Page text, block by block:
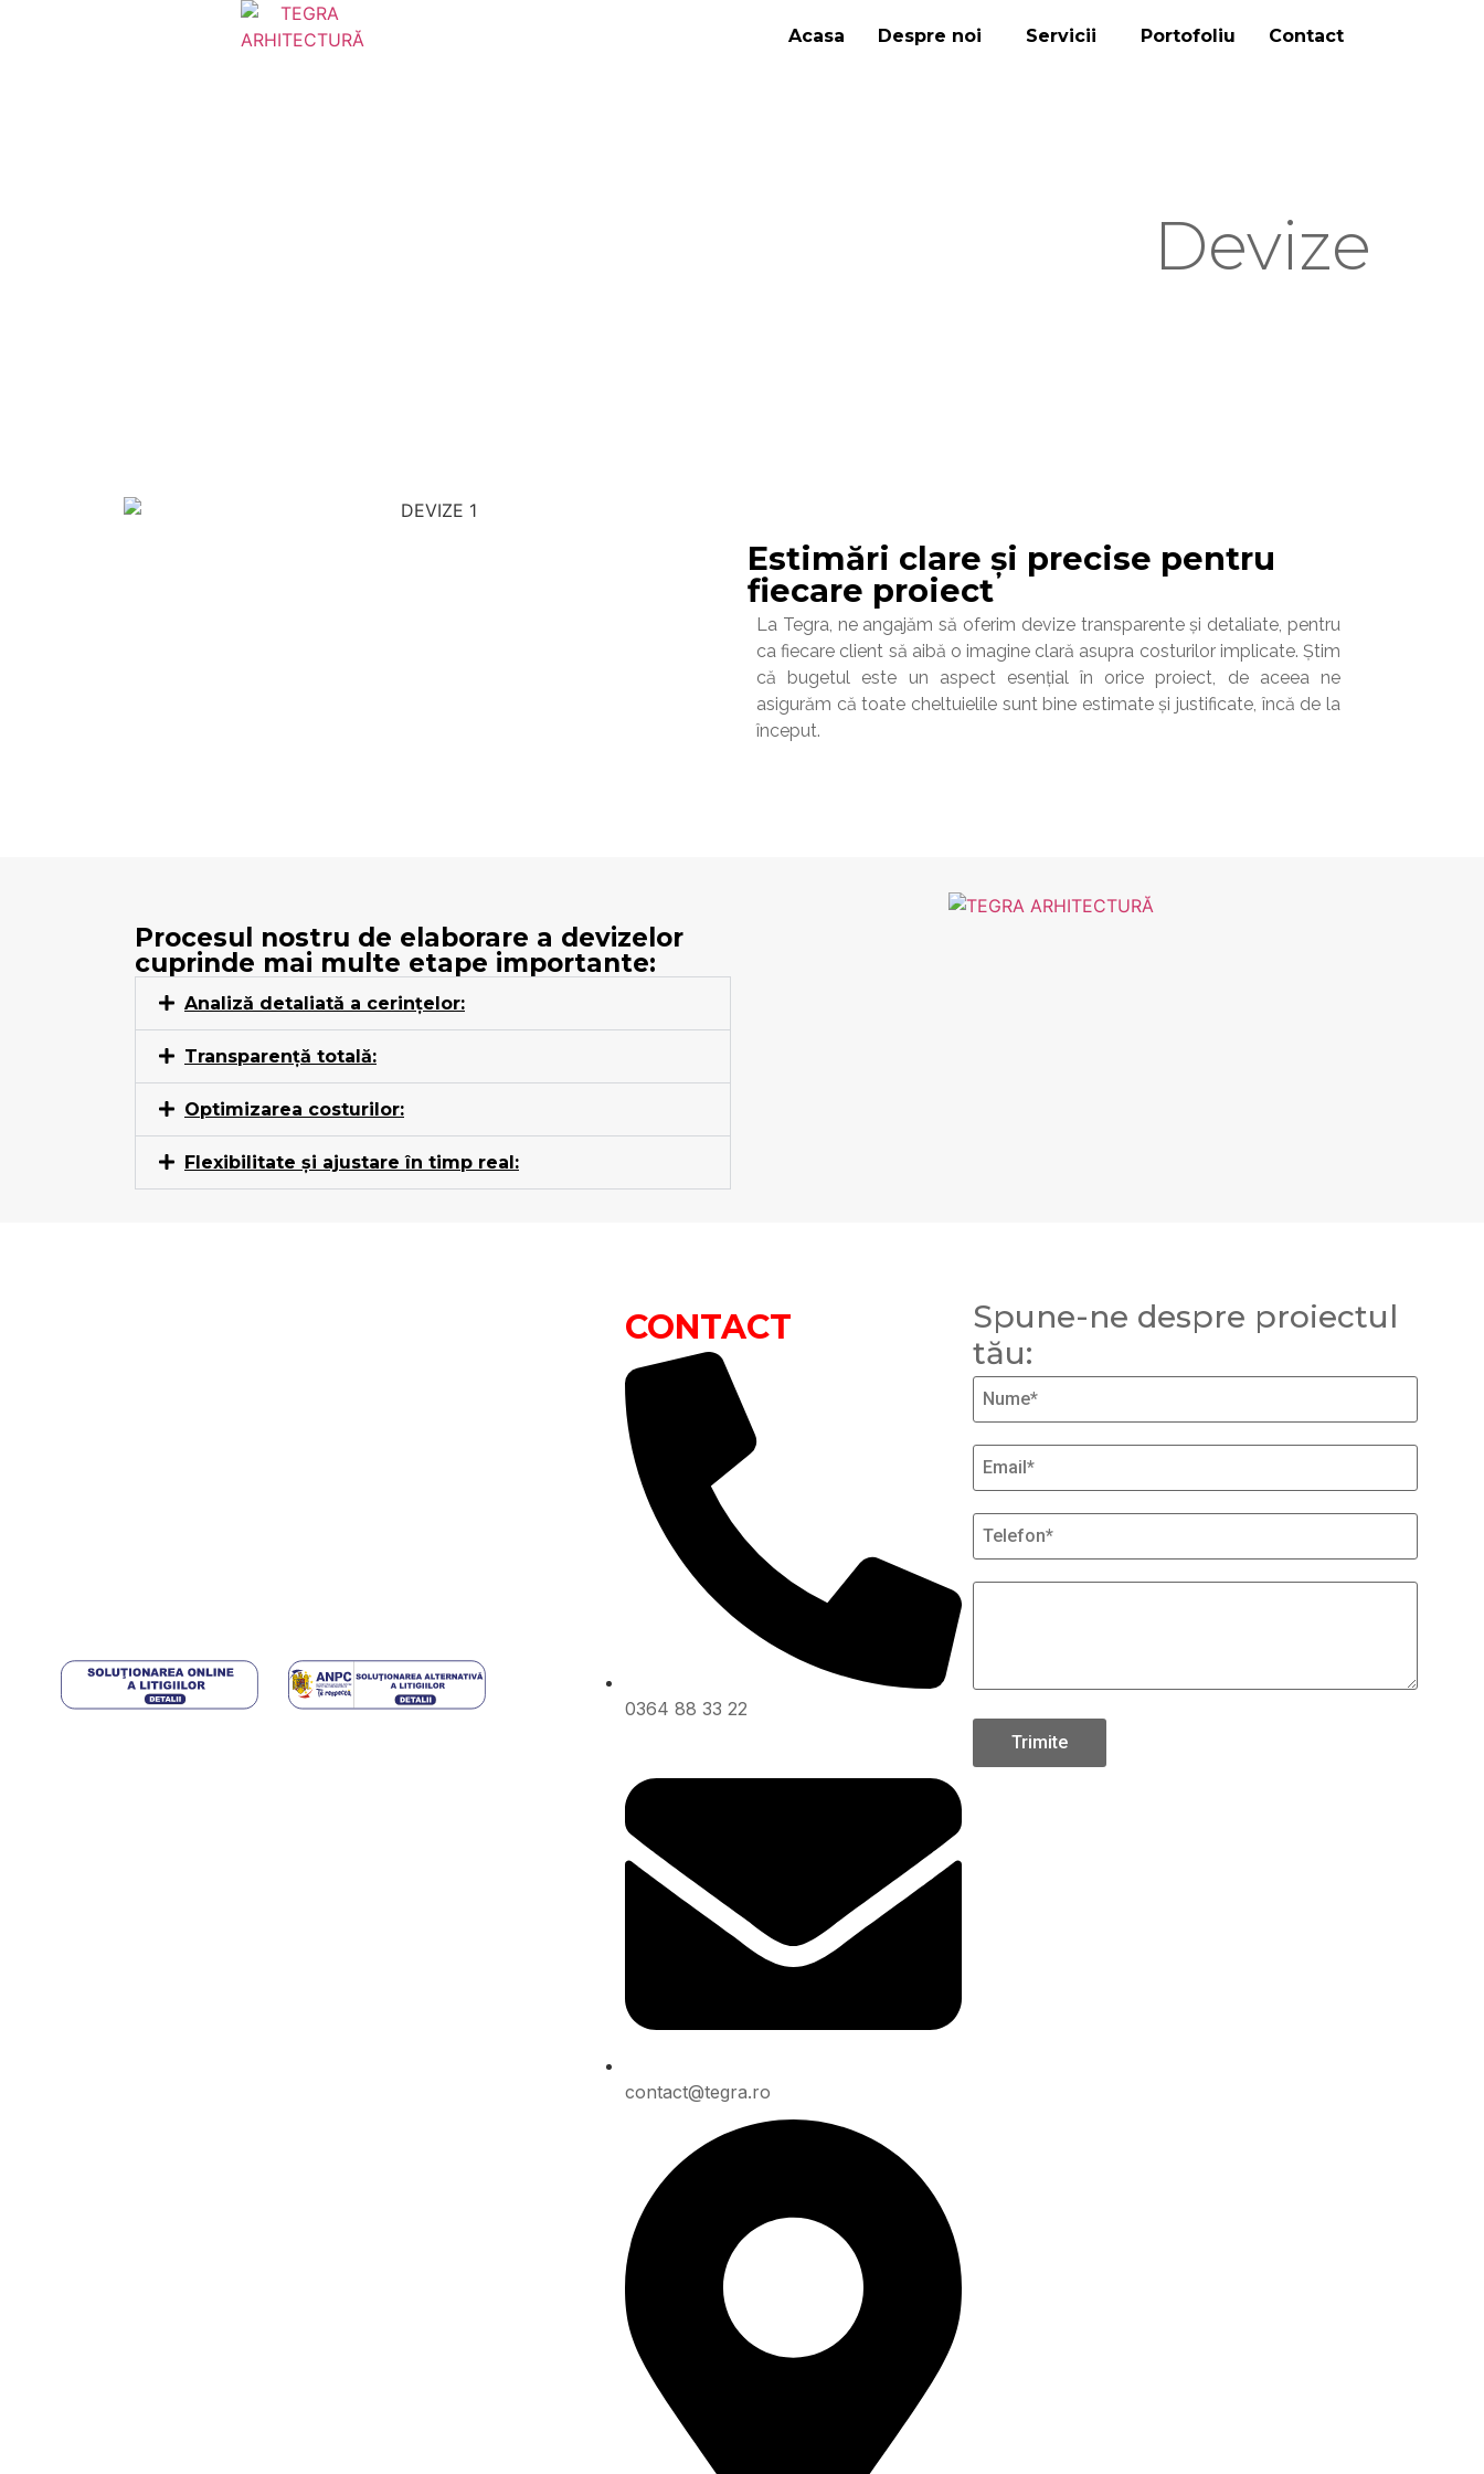
Acasa Despre noi Servicii Portofoliu Contact
Devize
Estimări clare și precise pentru
fiecare proiect
La Tegra, ne angajăm să oferim devize transparente și detaliate, pentru
ca fiecare client să aibă o imagine clară asupra costurilor implicate. Știm
că bugetul este un aspect esențial în orice proiect, de aceea ne
asigurăm că toate cheltuielile sunt bine estimate și justificate, încă de la
început.
Procesul nostru de elaborare a devizelor
cuprinde mai multe etape importante:
Analiză detaliată a cerințelor:
Transparență totală:
Optimizarea costurilor:
Flexibilitate și ajustare în timp real:
CONTACT
0364 88 33 22
contact@tegra.ro
Spune-ne despre proiectul
tău: